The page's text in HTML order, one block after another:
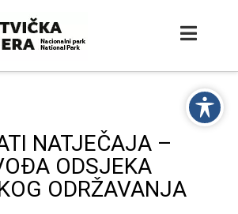
NATJEČAJA –
ODSJEKA
ODRŽAVANJA